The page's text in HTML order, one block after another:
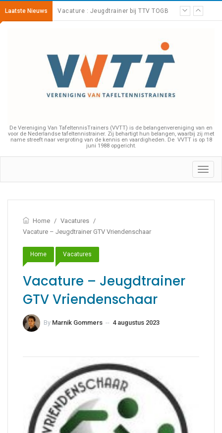
Laatste Nieuws
Vacature : Jeugdtrainer bij TTV TOGB
Bijscholing – Impliciet leren
De Vereniging Van TafeltennisTrainers (VVTT) is de belangenvereniging van en
voor de Nederlandse tafeltennistrainer. Zij behartigt hun belangen, waarbij zij met
name streeft naar vergroting van de kennis en vaardigheden. De VVTT is op 18
juni 1988 opgericht.
Home / Vacatures /
Vacature – Jeugdtrainer GTV Vriendenschaar
Home Vacatures
Vacature – Jeugdtrainer
GTV Vriendenschaar
By Marnik Gommers -- 4 augustus 2023